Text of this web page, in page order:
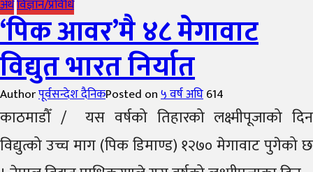
अर्थविज्ञान/प्रविधि
‘पिक आवर’मै ४८ मेगावाट
विद्युत भारत निर्यात
Authorपूर्वसन्देश दैनिकPosted on५ वर्ष अघि614
काठमाडौँ / यस वर्षको तिहारको लक्ष्मीपूजाको दिन
विद्युत्को उच्च माग (पिक डिमाण्ड) १२७० मेगावाट पुगेको छ